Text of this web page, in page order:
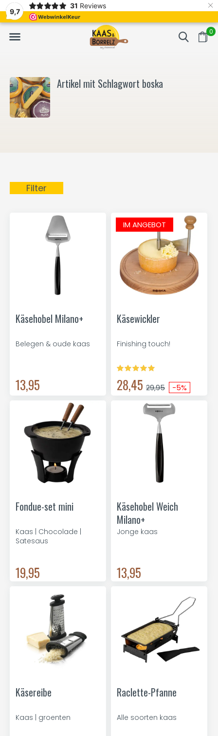
9,7
31 Reviews ×
0
Frisch geschnitten und vakuumverpackt. Meistens Lieferung
Artikel mit Schlagwort boska
Filter
Käsehobel Milano+
Belegen & oude kaas
13,95
IM ANGEBOT
Käsewickler
Finishing touch!
28,45 29,95 -5%
Fondue-set mini
Kaas | Chocolade |
Satesaus
19,95
Käsehobel Weich
Milano+
Jonge kaas
13,95
Käsereibe
Kaas | groenten
Raclette-Pfanne
Alle soorten kaas